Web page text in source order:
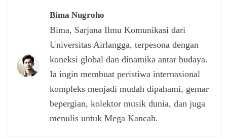
Bima Nugroho
Bima, Sarjana Ilmu Komunikasi dari
Universitas Airlangga, terpesona dengan
koneksi global dan dinamika antar budaya.
Ia ingin membuat peristiwa internasional
kompleks menjadi mudah dipahami, gemar
bepergian, kolektor musik dunia, dan juga
menulis untuk Mega Kancah.